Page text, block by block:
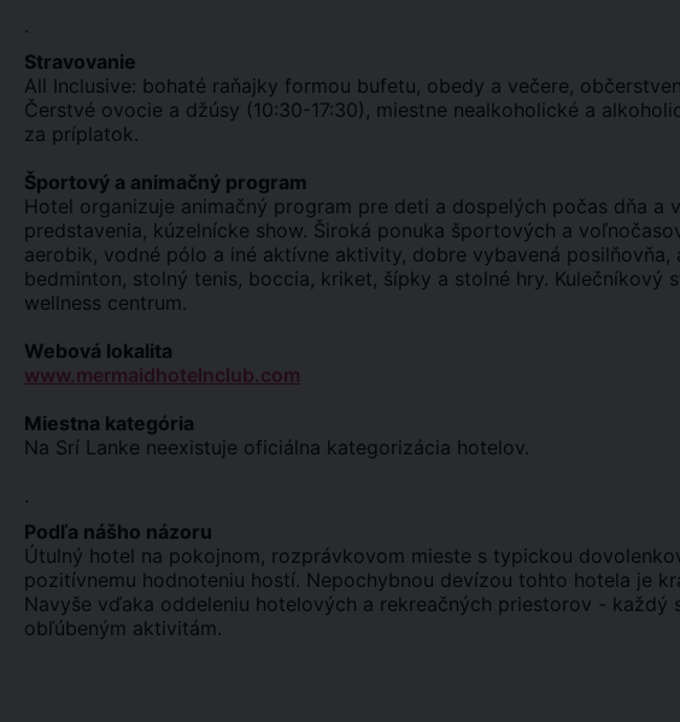
.
Stravovanie
All Inclusive: bohaté raňajky formou bufetu, obedy a večere,
Čerstvé ovocie a džúsy (10:30-17:30), miestne nealkoholické a
za príplatok.
Športový a animačný program
Hotel organizuje animačný program pre deti a dospelých počas dňa a
predstavenia, kúzelnícke show. Široká ponuka športových a
aerobik, vodné pólo a iné aktívne aktivity, dobre vybavená posilňovňa,
bedminton, stolný tenis, boccia, kriket, šípky a stolné hry. Kulečníkový
wellness centrum.
Webová lokalita
www.mermaidhotelnclub.com
Miestna kategória
Na Srí Lanke neexistuje oficiálna kategorizácia hotelov.
.
Podľa nášho názoru
Útulný hotel na pokojnom, rozprávkovom mieste s typickou
pozitívnemu hodnoteniu hostí. Nepochybnou devízou tohto hotela je
Navyše vďaka oddeleniu hotelových a rekreačných priestorov - každý
obľúbeným aktivitám.